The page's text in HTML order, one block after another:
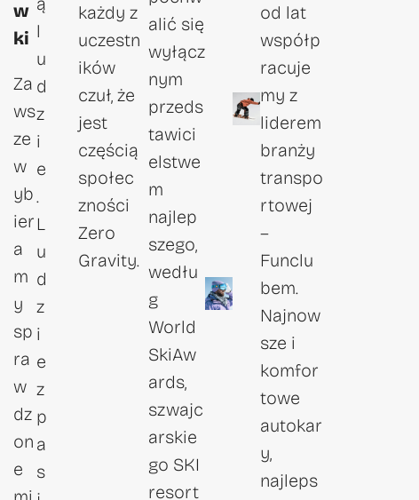
w
ki
Za
ws
ze
w
yb
ier
a
m
y
sp
ra
w
dz
on
e
l
u
d
z
i
e
.
L
u
d
z
i
e
z
p
a
s
każdy z
uczestn
ików
czuł, że
jest
częścią
społec
zności
Zero
Gravity.
alić się
wyłącz
nym
przeds
tawici
elstwe
m
najlep
szego,
wedłu
g
World
SkiAw
ards,
szwajc
arskie
go SKI
resort
od lat
współp
racuje
my z
liderem
branży
transpo
rtowej
–
Funclu
bem.
Najnow
sze i
komfor
towe
autokar
y,
najleps